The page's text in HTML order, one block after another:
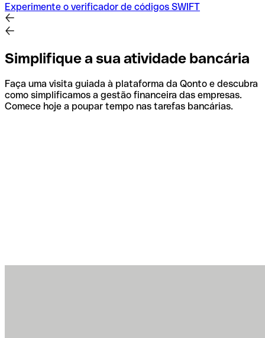
Experimente o verificador de códigos SWIFT
Simplifique a sua atividade bancária
Faça uma visita guiada à plataforma da Qonto e descubra
como simplificamos a gestão financeira das empresas.
Comece hoje a poupar tempo nas tarefas bancárias.